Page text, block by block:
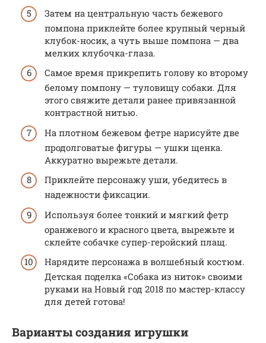
Затем на центральную часть бежевого
помпона приклейте более крупный черный
клубок-носик, а чуть выше помпона — два
мелких клубочка-глаза.
Самое время прикрепить голову ко второму
белому помпону — туловищу собаки. Для
этого свяжите детали ранее привязанной
контрастной нитью.
На плотном бежевом фетре нарисуйте две
продолговатые фигуры — ушки щенка.
Аккуратно вырежьте детали.
Приклейте персонажу уши, убедитесь в
надежности фиксации.
Используя более тонкий и мягкий фетр
оранжевого и красного цвета, вырежьте и
склейте собачке супер-геройский плащ.
Нарядите персонажа в волшебный костюм.
Детская поделка «Собака из ниток» своими
руками на Новый год 2018 по мастер-классу
для детей готова!
Варианты создания игрушки